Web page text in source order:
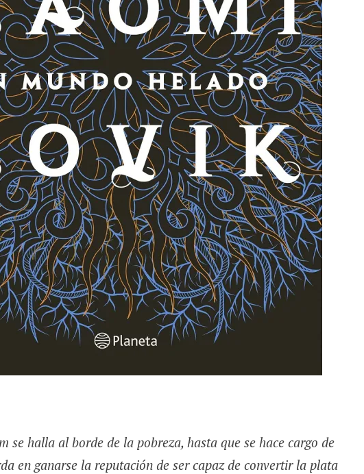
se halla al borde de la pobreza, hasta que se hace cargo de
en ganarse la reputación de ser capaz de convertir la plata